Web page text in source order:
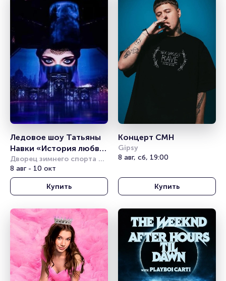
Ледовое шоу Татьяны
Навки «История любви
Шахерезады»
Дворец зимнего спорта
Айсберг (Сочи)
8 авг - 10 окт
Купить
Концерт CMH
Gipsy
8 авг, сб, 19:00
Купить